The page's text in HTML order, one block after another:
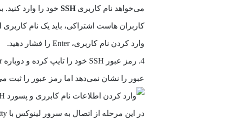
می‌خواهد نام کاربریSSH
وارد کردن نام کاربری، Enter را فشار دهید.
عبور را نشان نمی‌دهد اما رمز عبور را ثبت